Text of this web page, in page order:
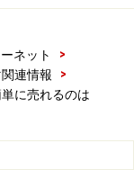
ン関係、医療関
ライトノベルで
していません。
ネット
>
連情報
>
に売れるのは